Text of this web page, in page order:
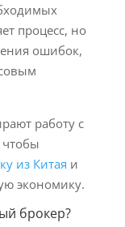
процесс, но
ошибок,
работу с
из Китая и
экономику.
брокер?